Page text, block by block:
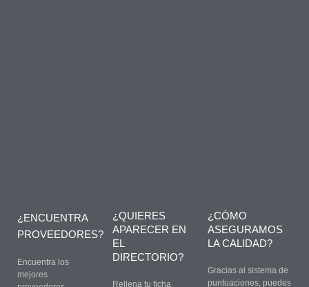
¿ENCUENTRA
PROVEEDORES?
Encuentra los
mejores
¿QUIERES
APARECER EN
EL
DIRECTORIO?
Rellena tu ficha
¿CÓMO
ASEGURAMOS
LA CALIDAD?
Gracias al sistema de
puntuaciones, puedes